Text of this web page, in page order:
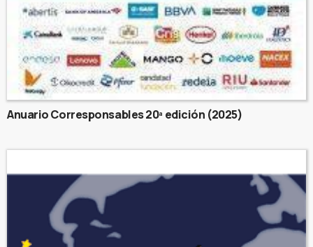
Anuario Corresponsables 20ª edición (2025)